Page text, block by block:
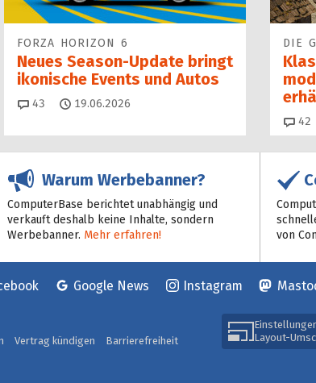
FORZA HORIZON 6
Neues Season-Update bringt
ikonische Events und Autos
43 Kommentare
19.06.2026
DIE
42
Warum Werbebanner?
ComputerBase berichtet unabhängig und
verkauft deshalb keine Inhalte, sondern
Werbebanner. Mehr erfahren!
von
Google News Instagram
Layout-
Vertrag kündigen
Barrierefreiheit